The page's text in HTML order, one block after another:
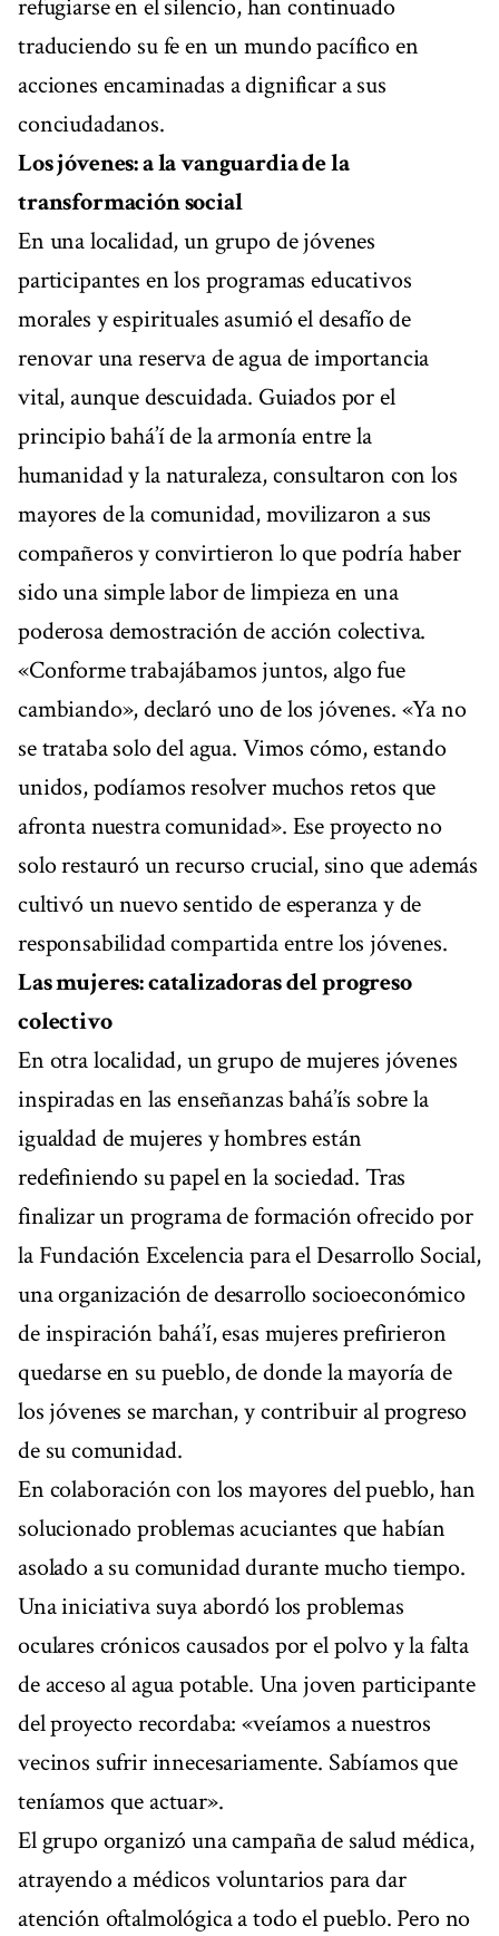
refugiarse en el silencio, han continuado
traduciendo su fe en un mundo pacífico en
acciones encaminadas a dignificar a sus
conciudadanos.
Los jóvenes: a la vanguardia de la
transformación social
En una localidad, un grupo de jóvenes
participantes en los programas educativos
morales y espirituales asumió el desafío de
renovar una reserva de agua de importancia
vital, aunque descuidada. Guiados por el
principio bahá’í de la armonía entre la
humanidad y la naturaleza, consultaron con los
mayores de la comunidad, movilizaron a sus
compañeros y convirtieron lo que podría haber
sido una simple labor de limpieza en una
poderosa demostración de acción colectiva.
«Conforme trabajábamos juntos, algo fue
cambiando», declaró uno de los jóvenes. «Ya no
se trataba solo del agua. Vimos cómo, estando
unidos, podíamos resolver muchos retos que
afronta nuestra comunidad». Ese proyecto no
solo restauró un recurso crucial, sino que además
cultivó un nuevo sentido de esperanza y de
responsabilidad compartida entre los jóvenes.
Las mujeres: catalizadoras del progreso
colectivo
En otra localidad, un grupo de mujeres jóvenes
inspiradas en las enseñanzas bahá’ís sobre la
igualdad de mujeres y hombres están
redefiniendo su papel en la sociedad. Tras
finalizar un programa de formación ofrecido por
la Fundación Excelencia para el Desarrollo Social,
una organización de desarrollo socioeconómico
de inspiración bahá’í, esas mujeres prefirieron
quedarse en su pueblo, de donde la mayoría de
los jóvenes se marchan, y contribuir al progreso
de su comunidad.
En colaboración con los mayores del pueblo, han
solucionado problemas acuciantes que habían
asolado a su comunidad durante mucho tiempo.
Una iniciativa suya abordó los problemas
oculares crónicos causados por el polvo y la falta
de acceso al agua potable. Una joven participante
del proyecto recordaba: «veíamos a nuestros
vecinos sufrir innecesariamente. Sabíamos que
teníamos que actuar».
El grupo organizó una campaña de salud médica,
atrayendo a médicos voluntarios para dar
atención oftalmológica a todo el pueblo. Pero no